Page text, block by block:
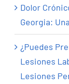
Dolor
Georgia:
¿Puedes
Lesiones
Lesiones